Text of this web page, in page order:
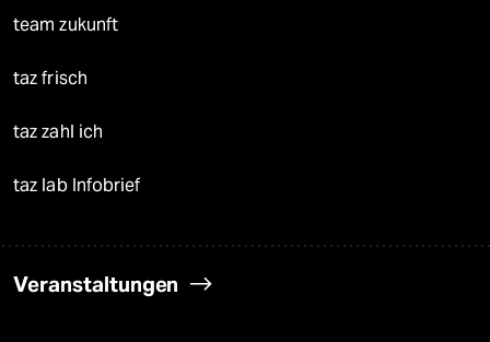
team zukunft
taz frisch
taz zahl ich
taz lab Infobrief
Veranstaltungen